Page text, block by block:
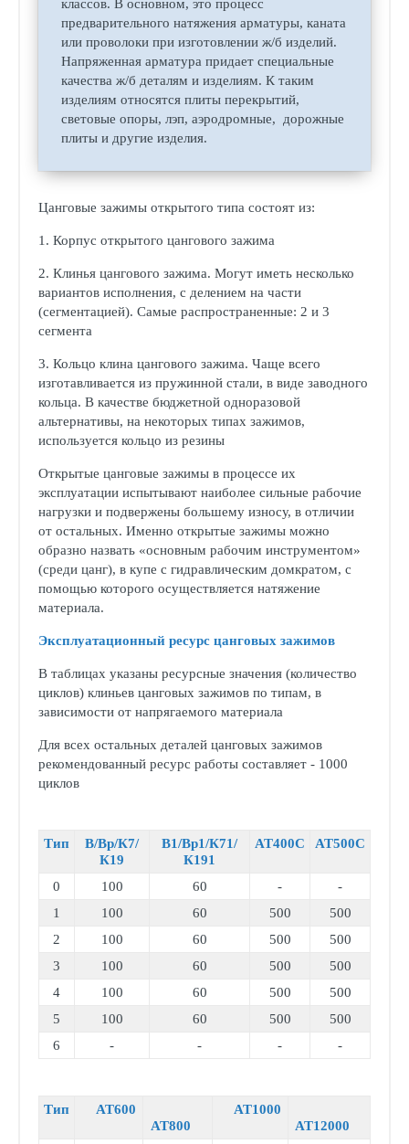
классов. В основном, это процесс
предварительного натяжения арматуры, каната
или проволоки при изготовлении ж/б изделий.
Напряженная арматура придает специальные
качества ж/б деталям и изделиям. К таким
изделиям относятся плиты перекрытий,
световые опоры, лэп, аэродромные, дорожные
плиты и другие изделия.
Цанговые зажимы открытого типа состоят из:
1. Корпус открытого цангового зажима
2. Клинья цангового зажима. Могут иметь несколько
вариантов исполнения, с делением на части
(сегментацией). Самые распространенные: 2 и 3
сегмента
3. Кольцо клина цангового зажима. Чаще всего
изготавливается из пружинной стали, в виде заводного
кольца. В качестве бюджетной одноразовой
альтернативы, на некоторых типах зажимов,
используется кольцо из резины
Открытые цанговые зажимы в процессе их
эксплуатации испытывают наиболее сильные рабочие
нагрузки и подвержены большему износу, в отличии
от остальных. Именно открытые зажимы можно
образно назвать «основным рабочим инструментом»
(среди цанг), в купе с гидравлическим домкратом, с
помощью которого осуществляется натяжение
материала.
Эксплуатационный ресурс цанговых зажимов
В таблицах указаны ресурсные значения (количество
циклов) клиньев цанговых зажимов по типам, в
зависимости от напрягаемого материала
Для всех остальных деталей цанговых зажимов
рекомендованный ресурс работы составляет - 1000
циклов
Тип
В/Вр/К7/
К19
В1/Вр1/К71/
К191
АТ400С АТ500С
0 100 60 -
-
1
100 60 500
500
2
100 60 500
500
3
100 60 500
500
4
100 60 500
500
5
100 60 500
500
6
- - - -
Тип
АТ600
АТ800
АТ1000
АТ12000